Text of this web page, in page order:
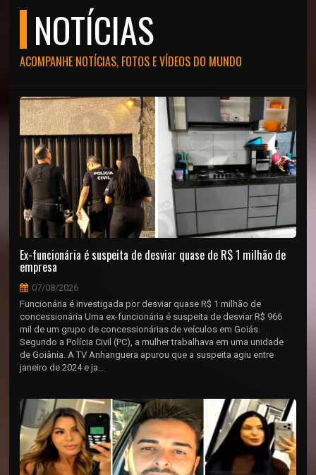
NOTÍCIAS
ACOMPANHE NOTÍCIAS, FOTOS E VÍDEOS DO MUNDO
Ex-funcionária é suspeita de desviar quase de R$ 1 milhão de
empresa
07/08/2026
Funcionária é investigada por desviar quase R$ 1 milhão de
concessionária Uma ex-funcionária é suspeita de desviar R$ 966
mil de um grupo de concessionárias de veículos em Goiás.
Segundo a Polícia Civil (PC), a mulher trabalhava em uma unidade
de Goiânia. A TV Anhanguera apurou que a suspeita agiu entre
janeiro de 2024 e ja...